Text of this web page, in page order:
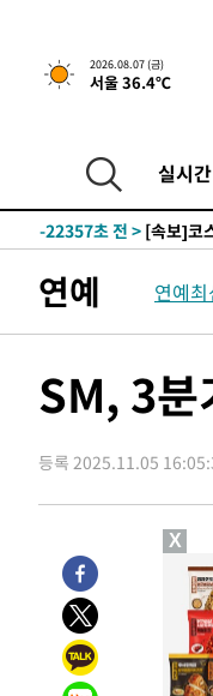
2026.08.07 (금)
서울 36.4℃
실시간
-26562초 전 >SK하이
응"
-22404초 전 >
[속보]
-22337초 전 > [속보]원
-19316초 전 >
[속보]종
-18189초 전 >외신들도
11시간
-17182초 전 >[속보]규
-8865초 전 >[속보] 7월
-6025초 전 >[속보]'채
[속보]종
-2491초 전 >
민주 콩고
-30378초 전 >
"낮 기
-30342초 전 >
[속보]이
선포
-30305초 전 >
[단독]중
연예 연예최
SM, 3
등록 2025.11.05
X